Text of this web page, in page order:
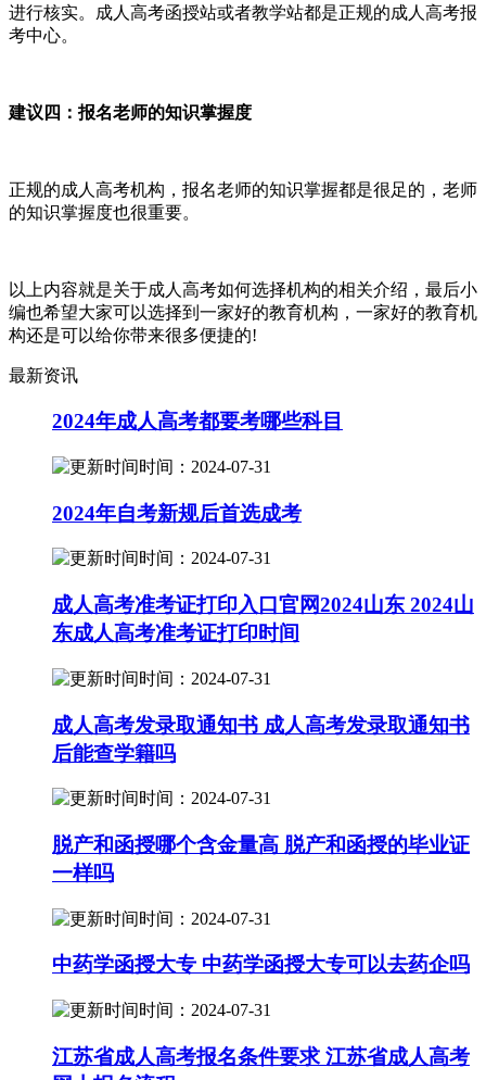
进行核实。成人高考函授站或者教学站都是正规的成人高考报
考中心。
建议四：报名老师的知识掌握度
正规的成人高考机构，报名老师的知识掌握都是很足的，老师
的知识掌握度也很重要。
以上内容就是关于成人高考如何选择机构的相关介绍，最后小
编也希望大家可以选择到一家好的教育机构，一家好的教育机
构还是可以给你带来很多便捷的!
最新资讯
2024年成人高考都要考哪些科目
时间：2024-07-31
2024年自考新规后首选成考
时间：2024-07-31
成人高考准考证打印入口官网2024山东 2024山
东成人高考准考证打印时间
时间：2024-07-31
成人高考发录取通知书 成人高考发录取通知书
后能查学籍吗
时间：2024-07-31
脱产和函授哪个含金量高 脱产和函授的毕业证
一样吗
时间：2024-07-31
中药学函授大专 中药学函授大专可以去药企吗
时间：2024-07-31
江苏省成人高考报名条件要求 江苏省成人高考